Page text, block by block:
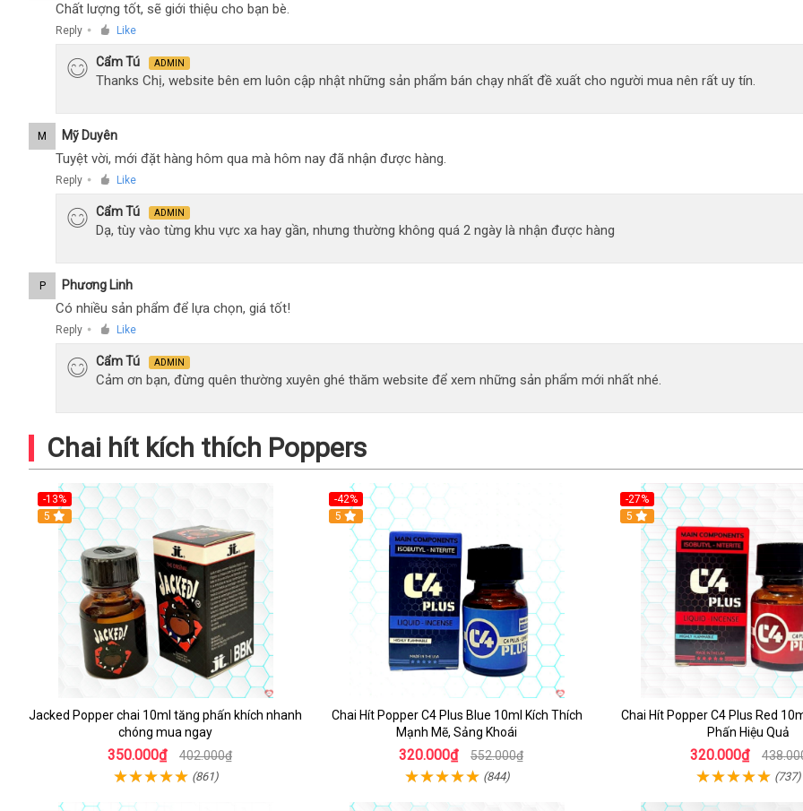
Chất lượng tốt, sẽ giới thiệu cho bạn bè.
Reply ● Like
Cẩm Tú ADMIN
Thanks Chị, website bên em luôn cập nhật những sản phẩm bán chạy nhất đề xuất cho người mua nên rất uy tín.
M Mỹ Duyên
Tuyệt vời, mới đặt hàng hôm qua mà hôm nay đã nhận được hàng.
Reply ● Like
Cẩm Tú ADMIN
Dạ, tùy vào từng khu vực xa hay gần, nhưng thường không quá 2 ngày là nhận được hàng
P Phương Linh
Có nhiều sản phẩm để lựa chọn, giá tốt!
Reply ● Like
Cẩm Tú ADMIN
Cảm ơn bạn, đừng quên thường xuyên ghé thăm website để xem những sản phẩm mới nhất nhé.
Chai hít kích thích Poppers
-13%
5
Jacked Popper chai 10ml tăng phấn khích nhanh
chóng mua ngay
350.000₫ 402.000₫
(861)
-42%
5
Chai Hít Popper C4 Plus Blue 10ml Kích Thích
Mạnh Mẽ, Sảng Khoái
320.000₫ 552.000₫
(844)
-27%
5
Chai Hít Popper C4 Plus Red
Phấn Hiệu Quả
320.000₫
(737)